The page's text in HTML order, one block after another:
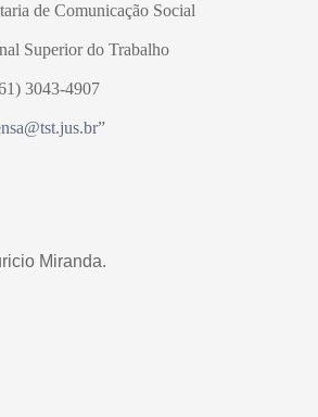
de Comunicação Social
Superior do Trabalho
3043-4907
”
Miranda.